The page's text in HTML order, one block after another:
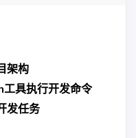
架构
具执行开发命令
发任务